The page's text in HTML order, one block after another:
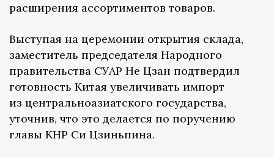
расширения ассортиментов товаров.
Выступая на церемонии открытия склада,
заместитель председателя Народного
правительства СУАР Не Цзан подтвердил
готовность Китая увеличивать импорт
из центральноазиатского государства,
уточнив, что это делается по поручению
главы КНР Си Цзиньпина.